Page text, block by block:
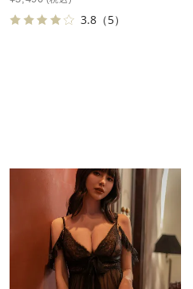
3.8（5）